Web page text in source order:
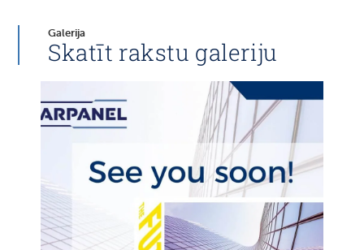
Galerija
Skatīt rakstu galeriju